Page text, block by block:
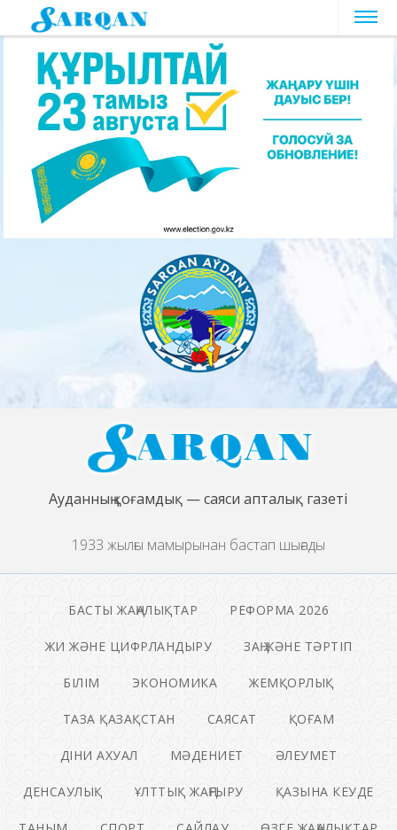
Ауданның қоғамдық — саяси апталық газеті
1933 жылғы мамырынан бастап шығады
БАСТЫ ЖАҢАЛЫҚТАР РЕФОРМА 2026
ЖИ ЖӘНЕ ЦИФРЛАНДЫРУ ЗАҢ ЖӘНЕ ТӘРТІП
БІЛІМ ЭКОНОМИКА ЖЕМҚОРЛЫҚ
ТАЗА ҚАЗАҚСТАН САЯСАТ ҚОҒАМ
ДІНИ АХУАЛ МӘДЕНИЕТ ӘЛЕУМЕТ
ДЕНСАУЛЫҚ ҰЛТТЫҚ ЖАҢҒЫРУ ҚАЗЫНА КЕУДЕ